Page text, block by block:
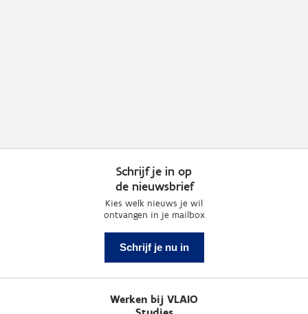
Schrijf je in op
de nieuwsbrief
Kies welk nieuws je wil
ontvangen in je mailbox
Schrijf je nu in
Werken bij VLAIO